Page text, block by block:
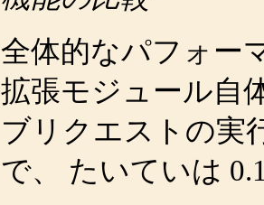
全体的なパフォー
拡張モジュール自
ブリクエストの実
で、 たいていは